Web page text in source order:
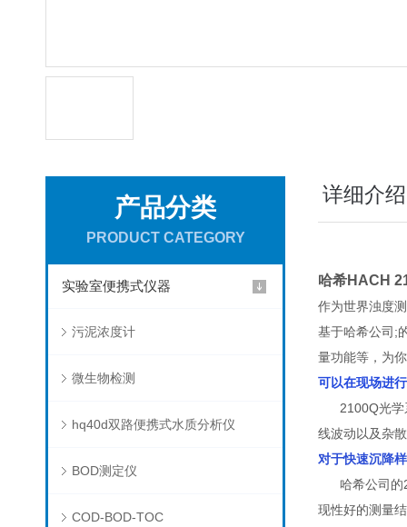
产品分类
PRODUCT CATEGORY
实验室便携式仪器
污泥浓度计
微生物检测
hq40d双路便携式水质分析仪
BOD测定仪
COD-BOD-TOC
详细介绍
哈希HACH
作为世界浊度
基于哈希公司;
量功能等，为
可以在现场进
2100Q光学
线波动以及杂
对于快速沉降
哈希公司的
现性好的测量